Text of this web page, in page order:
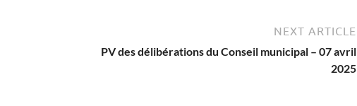
NEXT ARTICLE
PV des délibérations du Conseil municipal – 07 avril
2025